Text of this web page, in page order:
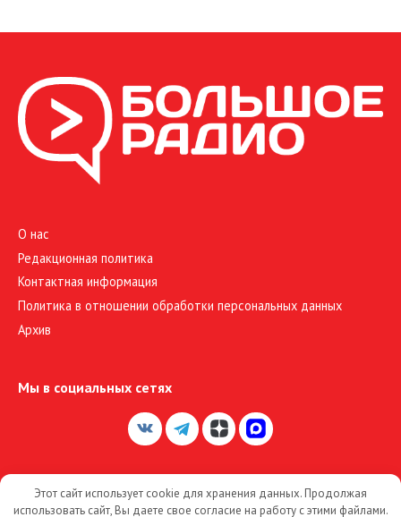
О нас
Редакционная политика
Контактная информация
Политика в отношении обработки персональных данных
Архив
Мы в социальных сетях
© 2026 Большое Радио
Этот сайт использует cookie для хранения данных. Продолжая
использовать сайт, Вы даете свое согласие на работу с этими файлами.